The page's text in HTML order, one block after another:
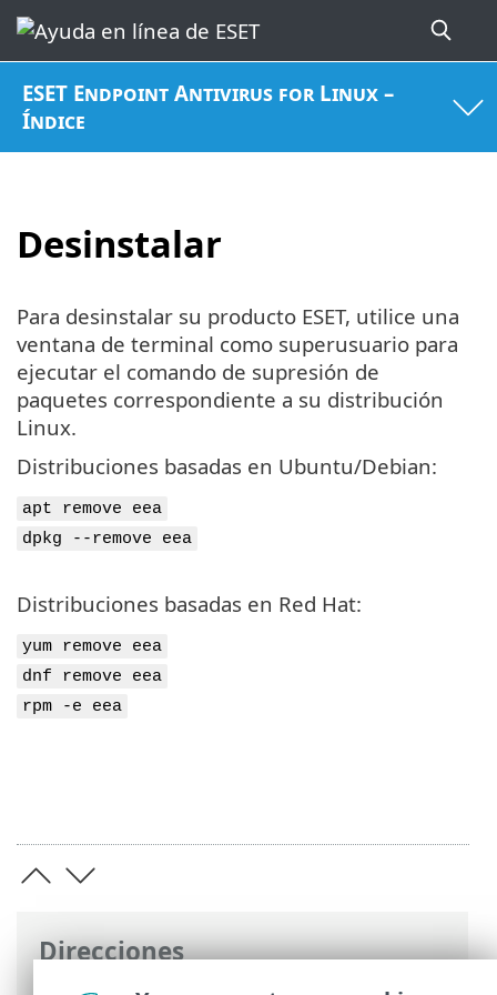
ESET Endpoint Antivirus for Linux –
Índice
Desinstalar
Direcciones
Para desinstalar su producto ESET, utilice una
ventana de terminal como superusuario para
ejecutar el comando de supresión de
paquetes correspondiente a su distribución
Linux.
Distribuciones basadas en Ubuntu/Debian:
apt remove eea
dpkg --remove eea
Distribuciones basadas en Red Hat:
yum remove eea
dnf remove eea
rpm -e eea